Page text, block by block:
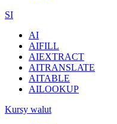
SI
AI
AIFILL
AIEXTRACT
AITRANSLATE
AITABLE
AILOOKUP
Kursy walut